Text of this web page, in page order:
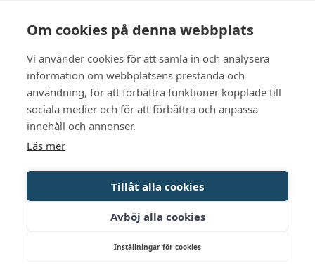
Om cookies på denna webbplats
Vi använder cookies för att samla in och analysera
information om webbplatsens prestanda och
användning, för att förbättra funktioner kopplade till
sociala medier och för att förbättra och anpassa
innehåll och annonser.
Läs mer
Tillåt alla cookies
Avböj alla cookies
Inställningar för cookies
BOKA